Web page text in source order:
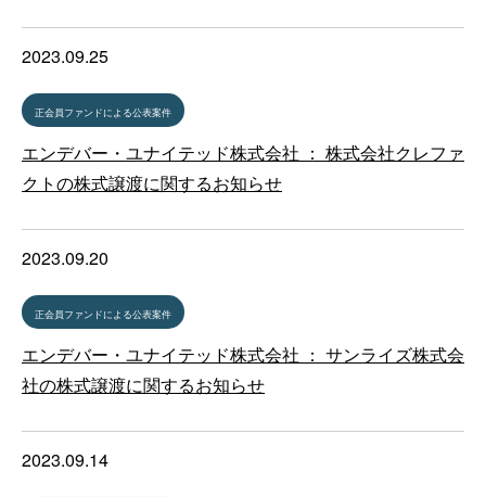
2023.09.25
正会員ファンドによる公表案件
エンデバー・ユナイテッド株式会社 ： 株式会社クレファ
クトの株式譲渡に関するお知らせ
2023.09.20
正会員ファンドによる公表案件
エンデバー・ユナイテッド株式会社 ： サンライズ株式会
社の株式譲渡に関するお知らせ
2023.09.14